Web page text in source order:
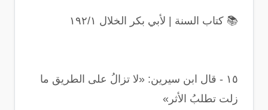
📚 كتاب السنة | لأبي بكر الخلال ١٩٢/١
١٥ - قال ابن سيرين: «لا تزالُ على الطريق ما
زلت تطلبُ الأثر »